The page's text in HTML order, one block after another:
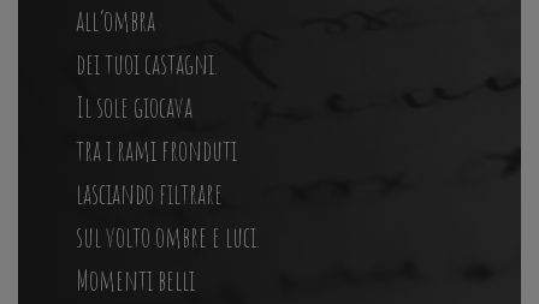
all’ombra
dei tuoi castagni.
Il sole giocava
tra i rami fronduti
lasciando filtrare
sul volto ombre e luci.
Momenti belli